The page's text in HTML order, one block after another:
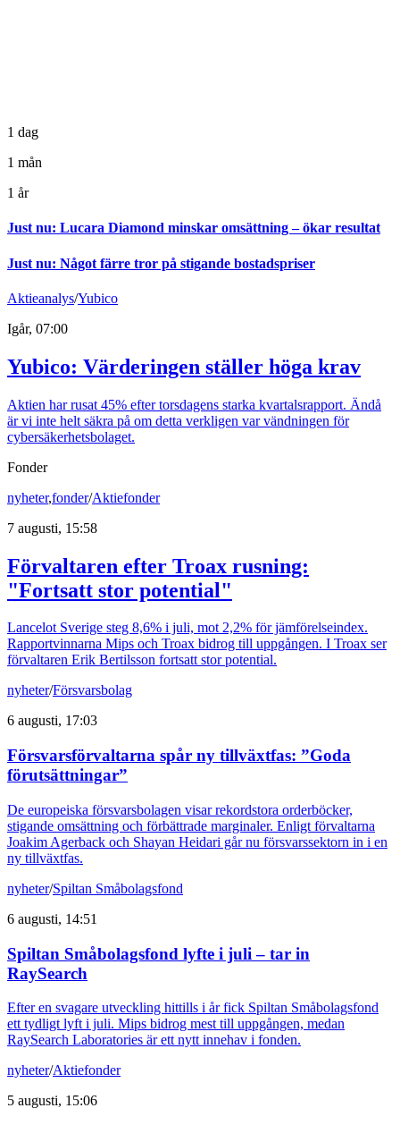
1 dag
1 mån
1 år
Just nu: Lucara Diamond minskar omsättning – ökar resultat
Just nu: Något färre tror på stigande bostadspriser
Aktieanalys/Yubico
Igår, 07:00
Yubico: Värderingen ställer höga krav
Aktien har rusat 45% efter torsdagens starka kvartalsrapport. Ändå
är vi inte helt säkra på om detta verkligen var vändningen för
cybersäkerhetsbolaget.
Fonder
nyheter,fonder/Aktiefonder
7 augusti, 15:58
Förvaltaren efter Troax rusning:
"Fortsatt stor potential"
Lancelot Sverige steg 8,6% i juli, mot 2,2% för jämförelseindex.
Rapportvinnarna Mips och Troax bidrog till uppgången. I Troax ser
förvaltaren Erik Bertilsson fortsatt stor potential.
nyheter/Försvarsbolag
6 augusti, 17:03
Försvarsförvaltarna spår ny tillväxtfas: ”Goda
förutsättningar”
De europeiska försvarsbolagen visar rekordstora orderböcker,
stigande omsättning och förbättrade marginaler. Enligt förvaltarna
Joakim Agerback och Shayan Heidari går nu försvarssektorn in i en
ny tillväxtfas.
nyheter/Spiltan Småbolagsfond
6 augusti, 14:51
Spiltan Småbolagsfond lyfte i juli – tar in
RaySearch
Efter en svagare utveckling hittills i år fick Spiltan Småbolagsfond
ett tydligt lyft i juli. Mips bidrog mest till uppgången, medan
RaySearch Laboratories är ett nytt innehav i fonden.
nyheter/Aktiefonder
5 augusti, 15:06